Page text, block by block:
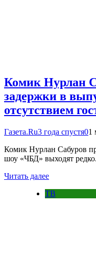
Комик Нурлан
задержки в
отсутствием
Газета.Ru3 года спустя01
Комик Нурлан Сабуров
шоу «ЧБД» выходят редко.
Читать далее
ТВ